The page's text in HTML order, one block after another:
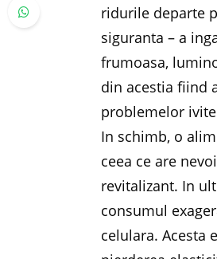
ridurile departe
siguranta – a
frumoasa,
din acestia fiind
problemelor
In schimb, o
ceea ce are
revitalizant. In
consumul
celulara. Acesta